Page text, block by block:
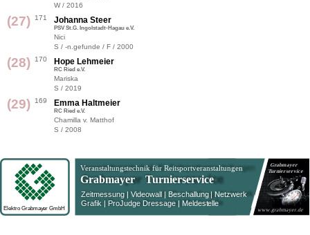
W / 2016
(27) 171 Johanna Steer
PSV St.G. Ingolstadt-Hagau e.V.
Nici
S / -n.gefunde / F / 2000
(28) 170 Hope Lehmeier
RC Ried e.V.
Mariska
S / 2019
(29) 169 Emma Haltmeier
RC Ried e.V.
Chamilla v. Matthof
S / 2008